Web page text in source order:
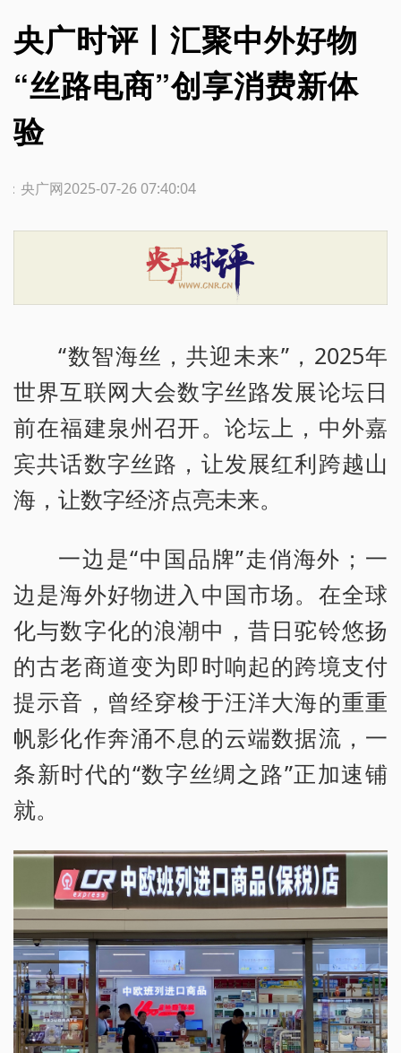
央广时评丨汇聚中外好物
“丝路电商”创享消费新体
验
2025-07-26 07:40:04
：央广网
“数智海丝，共迎未来”，2025年
世界互联网大会数字丝路发展论坛日
前在福建泉州召开。论坛上，中外嘉
宾共话数字丝路，让发展红利跨越山
海，让数字经济点亮未来。
一边是“中国品牌”走俏海外；一
边是海外好物进入中国市场。在全球
化与数字化的浪潮中，昔日驼铃悠扬
的古老商道变为即时响起的跨境支付
提示音，曾经穿梭于汪洋大海的重重
帆影化作奔涌不息的云端数据流，一
条新时代的“数字丝绸之路”正加速铺
就。